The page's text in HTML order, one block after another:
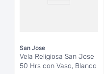
San Jose
Vela Religiosa San Jose
50 Hrs con Vaso, Blanco